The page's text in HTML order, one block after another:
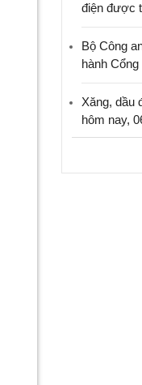
điện được
Bộ Công
hành
Xăng, dầu
hôm nay,